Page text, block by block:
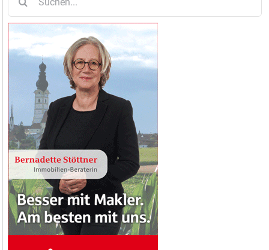
nach: